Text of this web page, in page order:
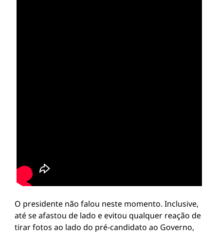
O presidente não falou neste momento. Inclusive,
até se afastou de lado e evitou qualquer reação de
tirar fotos ao lado do pré-candidato ao Governo,